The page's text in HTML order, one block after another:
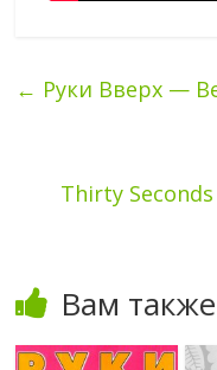
← Руки Вверх —
Thirty
Вам